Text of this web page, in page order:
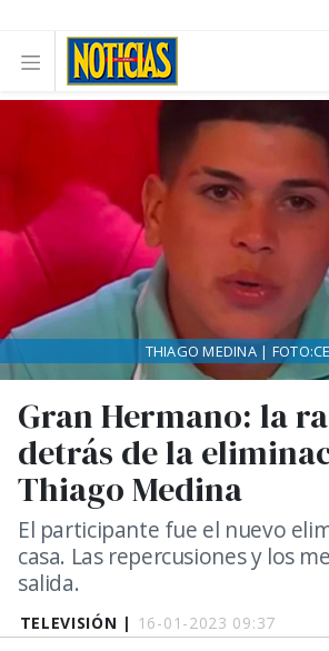
TELEVISIÓN | 16-01-2023 09:37
Gran Hermano: la
detrás de la
Thiago Medina
El participante fue el nuevo
casa. Las repercusiones y los
salida.
THIAGO MEDINA |